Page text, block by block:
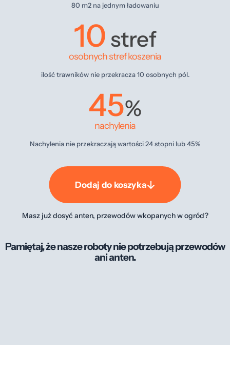
80 m2 na jednym ładowaniu
10 stref
osobnych stref koszenia
ilość trawników nie przekracza 10 osobnych pól.
45%
nachylenia
Nachylenia nie przekraczają wartości 24 stopni lub 45%
Dodaj do koszyka
Masz już dosyć anten, przewodów wkopanych w ogród?
Pamiętaj, że nasze roboty nie potrzebują przewodów
ani anten.